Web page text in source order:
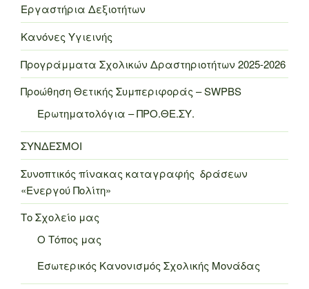
Εργαστήρια Δεξιοτήτων
Κανόνες Υγιεινής
Προγράμματα Σχολικών Δραστηριοτήτων 2025-2026
Προώθηση Θετικής Συμπεριφοράς – SWPBS
Ερωτηματολόγια – ΠΡΟ.ΘΕ.ΣΥ.
ΣΥΝΔΕΣΜΟΙ
Συνοπτικός πίνακας καταγραφής δράσεων
«Ενεργού Πολίτη»
Το Σχολείο μας
Ο Τόπος μας
Εσωτερικός Κανονισμός Σχολικής Μονάδας